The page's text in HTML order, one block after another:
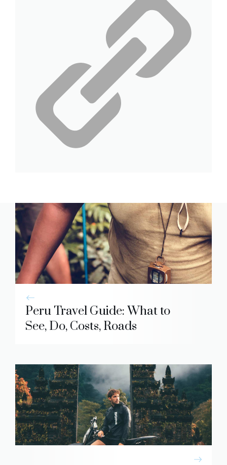
Peru Travel Guide: What to
See, Do, Costs, Roads